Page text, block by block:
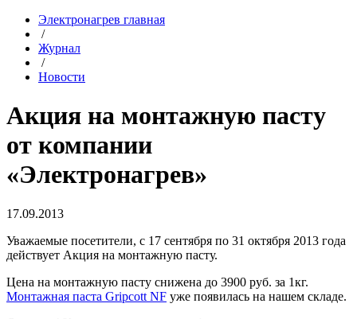
Электронагрев главная
/
Журнал
/
Новости
Акция на монтажную пасту
от компании
«Электронагрев»
17.09.2013
Уважаемые посетители, с 17 сентября по 31 октября 2013 года
действует Акция на монтажную пасту.
Цена на монтажную пасту снижена до 3900 руб. за 1кг.
Монтажная паста Gripcott NF уже появилась на нашем складе.